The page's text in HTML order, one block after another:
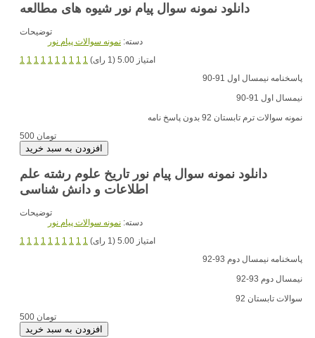
دانلود نمونه سوال پیام نور شیوه های مطالعه
توضیحات
دسته: نمونه سوالات پیام نور
1 1 1 1 1 1 1 1 1 1
امتیاز 5.00 (1 رای)
پاسخنامه نیمسال اول 91-90
نیمسال اول 91-90
نمونه سوالات ترم تابستان 92 بدون پاسخ نامه
500 تومان
دانلود نمونه سوال پیام نور تاریخ علوم رشته علم
اطلاعات و دانش شناسی
توضیحات
دسته: نمونه سوالات پیام نور
1 1 1 1 1 1 1 1 1 1
امتیاز 5.00 (1 رای)
پاسخنامه نیمسال دوم 93-92
نیمسال دوم 93-92
سوالات تابستان 92
500 تومان